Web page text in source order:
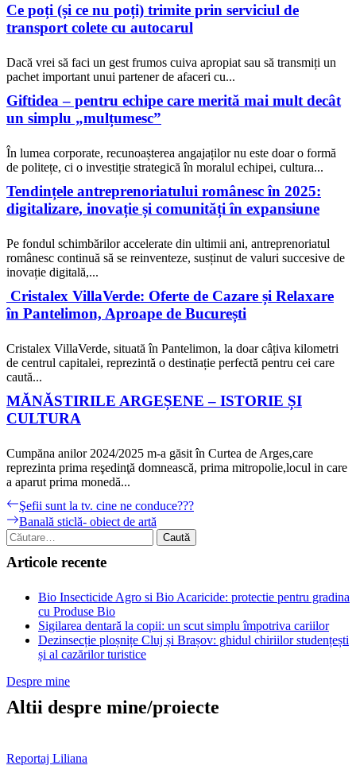
Ce poți (și ce nu poți) trimite prin serviciul de
transport colete cu autocarul
Dacă vrei să faci un gest frumos cuiva apropiat sau să transmiți un
pachet important unui partener de afaceri cu...
Giftidea – pentru echipe care merită mai mult decât
un simplu „mulțumesc”
În lumea corporate, recunoașterea angajaților nu este doar o formă
de politețe, ci o investiție strategică în moralul echipei, cultura...
Tendințele antreprenoriatului românesc în 2025:
digitalizare, inovație și comunități în expansiune
Pe fondul schimbărilor accelerate din ultimii ani, antreprenoriatul
românesc continuă să se reinventeze, susținut de valuri succesive de
inovație digitală,...
Cristalex VillaVerde: Oferte de Cazare și Relaxare
în Pantelimon, Aproape de București
Cristalex VillaVerde, situată în Pantelimon, la doar câțiva kilometri
de centrul capitalei, reprezintă o destinație perfectă pentru cei care
caută...
MĂNĂSTIRILE ARGEȘENE – ISTORIE ȘI
CULTURA
Cumpăna anilor 2024/2025 m-a găsit în Curtea de Arges,care
reprezinta prima reşedinţă domnească, prima mitropolie,locul in care
a aparut prima monedă...
Navigare
în
articole
Previous
post:
Şefii sunt la tv. cine ne conduce???
Next
post:
Banală sticlă- obiect de artă
Caută
după:
Articole recente
Bio Insecticide Agro si Bio Acaricide: protectie pentru gradina
cu Produse Bio
Sigilarea dentară la copii: un scut simplu împotriva cariilor
Dezinsecție ploșnițe Cluj și Brașov: ghidul chiriilor studențești
și al cazărilor turistice
Despre mine
Altii despre mine/proiecte
Reportaj Liliana